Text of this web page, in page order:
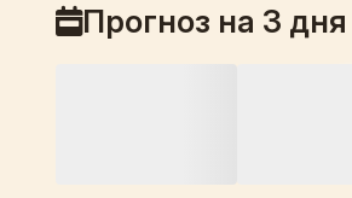
Прогноз на 3 дня